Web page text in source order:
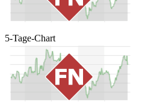
5-Tage-Chart